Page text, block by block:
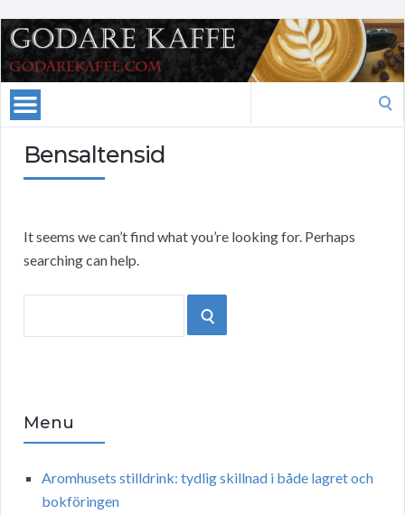
Bensaltensid
It seems we can’t find what you’re looking for. Perhaps
searching can help.
SEARCH
Menu
Aromhusets stilldrink: tydlig skillnad i både lagret och
bokföringen